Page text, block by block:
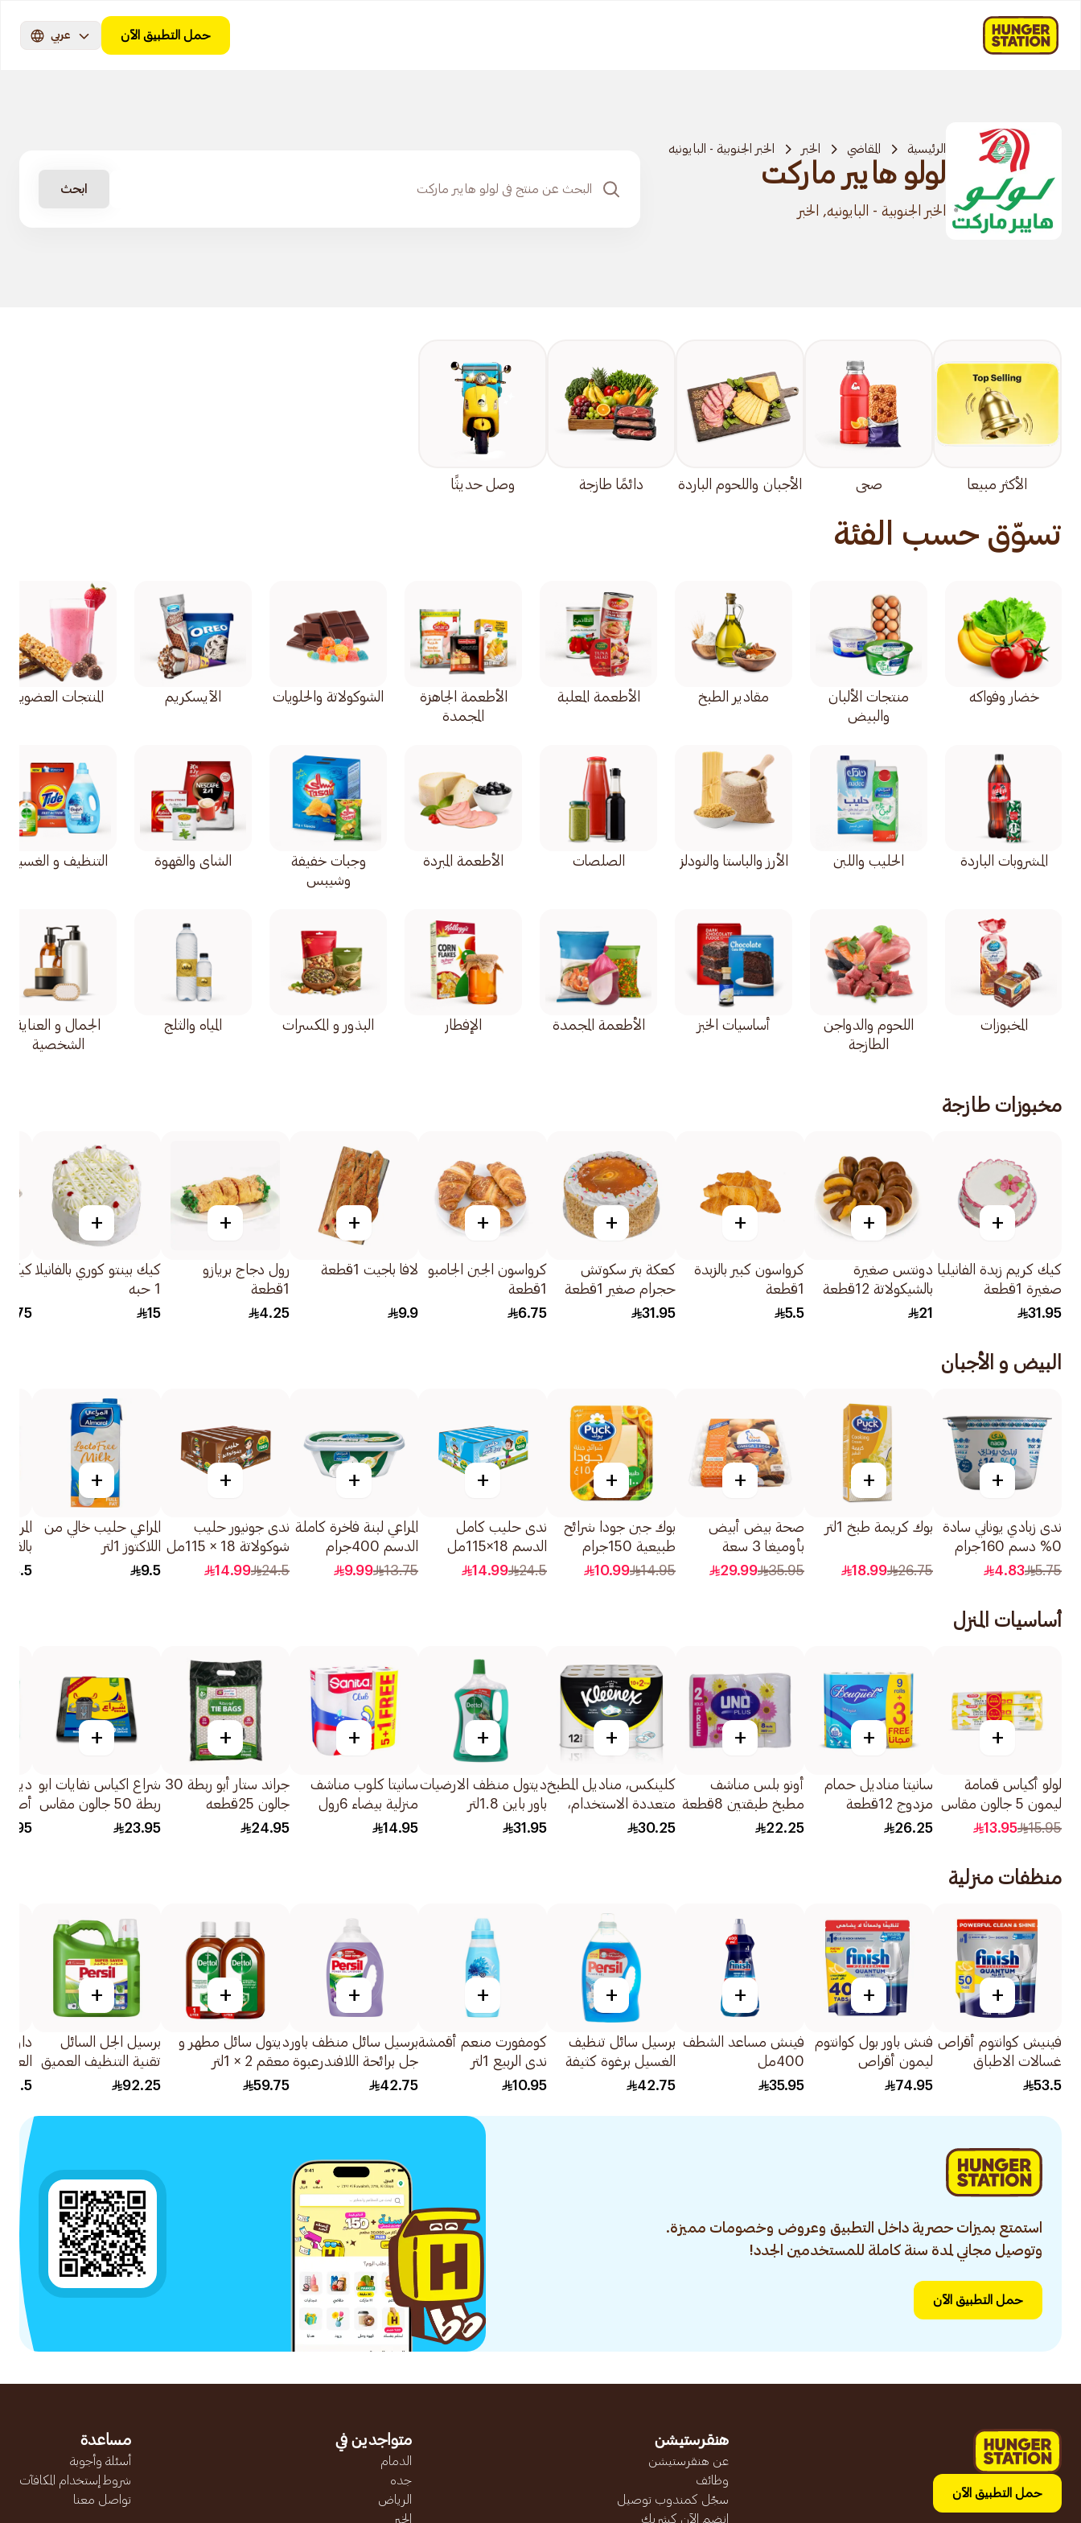
حمل التطبيق الآن عربي
الرئيسية المقاضي الخبر الخبر الجنوبية - البايونيه
لولو هايبر ماركت
الخبر الجنوبية - البايونيه, الخبر
ابحث
الأكثر مبيعا صحي الأجبان واللحوم الباردة دائمًا طازجة وصل حديثًا
تسوّق حسب الفئة
خضار وفواكه
المشروبات الباردة
المخبوزات
منتجات الألبان
والبيض
الحليب واللبن
اللحوم والدواجن
الطازجة
مقادير الطبخ
الأرز والباستا والنودلز
أساسيات الخبز
الأطعمة المعلبة
الصلصات
الأطعمة المجمدة
الأطعمة الجاهزة
المجمدة
الأطعمة المبردة
الإفطار
الشوكولاتة والحلويات
وجبات خفيفة
وشيبس
البذور و المكسرات
الآيسكريم
الشاي والقهوة
المياه والثلج
المنتجات العضوية
التنظيف و الغسيل
الجمال و العناية
الشخصية
مخبوزات طازجة
+
كيك كريم زبدة الفانيليا
صغيرة 1قطعة
31.95
+
دونتس صغيرة
بالشيكولاتة 12قطعة
21
+
كرواسون كبير بالزبدة
1قطعة
5.5
+
كعكة بتر سكوتش
حجرام صغير 1قطعة
31.95
+
كرواسون الجبن الجامبو
1قطعة
6.75
+
لافا باجيت 1قطعة
9.9
+
رول دجاج بريازو
1قطعة
4.25
+
كيك بينتو كوري بالفانيلا
1 حبه
15
كيكة
البيض و الأجبان
+
ندى زبادي يوناني سادة
0% دسم 160جرام
5.75
4.83
+
بوك كريمة طبخ 1لتر
26.75
18.99
+
صحة بيض أبيض
بأوميغا 3 سعة
متوسطة 30قطعة
35.95
29.99
+
بوك جبن جودا شرائح
طبيعية 150جرام
14.95
10.99
+
ندى حليب كامل
الدسم 18×115مل
24.5
14.99
+
المراعي لبنة فاخرة كاملة
الدسم 400جرام
13.75
9.99
+
ندى جونيور حليب
شوكولاتة 18 × 115مل
24.5
14.99
+
المراعي حليب خالي من
اللاكتوز 1لتر
9.5
3×108جرام
18.5
أساسيات المنزل
+
لولو أكياس قمامة
ليمون 5 جالون مقاس
46 سم × 52 سم
15.95
13.95
+
سانيتا مناديل حمام
مزدوج 12قطعة
26.25
+
أونو بلس مناشف
مطبخ طبقتين 8قطعة
22.25
+
كلينكس، مناديل المطبخ
متعددة الاستخدام،
تحتوي العبوة على
30.25
+
ديتول منظف الارضيات
باور باين 1.8لتر
31.95
+
سانيتا كلوب مناشف
منزلية بيضاء 6رول
14.95
+
جراند ستار أبو ربطة 30
جالون 25قطعه
24.95
+
شراع اكياس نفايات ابو
ربطة 50 جالون مقاس
كبير 25كيس
23.95
منظفات منزلية
+
فينيش كوانتوم أقراص
غسالات الاطباق
بالليمون 50 قطعة
53.5
+
فنش باور بول كوانتوم
ليمون أقراص
40قطعة
74.95
+
فينش مساعد الشطف
400مل
35.95
+
برسيل سائل تنظيف
الغسيل برغوة كثيفة
للغسالات العادية
42.75
+
كومفورت منعم أقمشة
ندى الربيع 1لتر
10.95
+
برسيل سائل منظف باور
جل برائحة اللافندرعبوة
اقتصادية 2.9لتر
42.75
+
ديتول سائل مطهر و
معقم 2 × 1لتر
59.75
+
برسيل الجل السائل
تقنية التنظيف العميق
7لتر
92.25
32.5
استمتع بميزات حصرية داخل التطبيق وعروض وخصومات مميزة.
وتوصيل مجاني لمدة سنة كاملة للمستخدمين الجدد!
حمل التطبيق الآن
حمل التطبيق الآن
هنقرستيشن
عن هنقرستيشن
وظائف
سجّل كمندوب توصيل
انضم الآن كشريك
متواجدين في
الدمام
جده
الرياض
الخبر
مساعدة
أسئلة وأجوبة
شروط إستخدام المكافآت
تواصل معنا